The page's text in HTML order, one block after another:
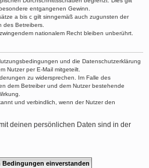
entgangenen Gewinn.
a bis c gilt sinngemäß auch zugunsten der
des Betreibers.
nationalem Recht bleiben unberührt.
und die Datenschutzerklärung
Nutzer per E-Mail mitgeteilt.
zu widersprechen. Im Falle des
dem Betreiber und dem Nutzer bestehende
und verbindlich, wenn der Nutzer den
deinen persönlichen Daten sind in der